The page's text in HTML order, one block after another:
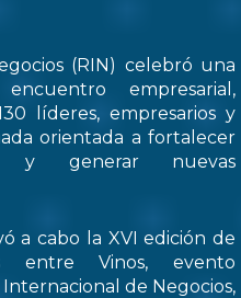
(RIN) celebró una
empresarial,
líderes, empresarios y
orientada a fortalecer
y generar nuevas
a cabo la XVI edición de
entre Vinos, evento
de Negocios,